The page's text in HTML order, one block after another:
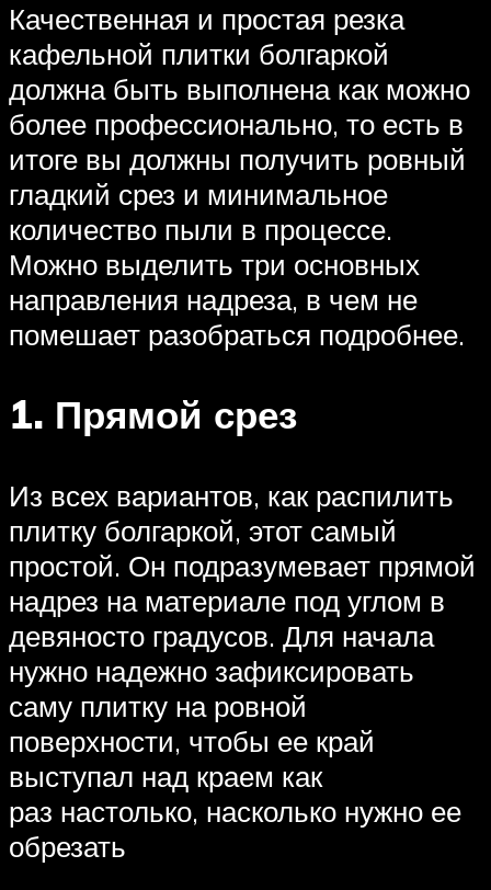
Качественная и простая резка
кафельной плитки болгаркой
должна быть выполнена как можно
более профессионально, то есть в
итоге вы должны получить ровный
гладкий срез и минимальное
количество пыли в процессе.
Можно выделить три основных
направления надреза, в чем не
помешает разобраться подробнее.
1. Прямой срез
Из всех вариантов, как распилить
плитку болгаркой, этот самый
простой. Он подразумевает прямой
надрез на материале под углом в
девяносто градусов. Для начала
нужно надежно зафиксировать
саму плитку на ровной
поверхности, чтобы ее край
выступал над краем как
раз настолько, насколько нужно ее
обрезать